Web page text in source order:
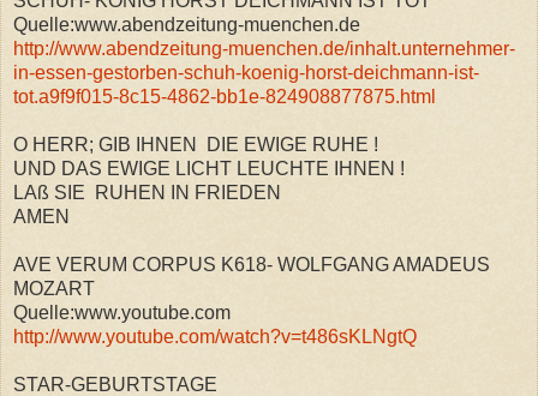
Quelle:www.abendzeitung-muenchen.de
http://www.abendzeitung-muenchen.de/inhalt.unternehmer-
in-essen-gestorben-schuh-koenig-horst-deichmann-ist-
tot.a9f9f015-8c15-4862-bb1e-824908877875.html
O HERR; GIB IHNEN DIE EWIGE RUHE !
UND DAS EWIGE LICHT LEUCHTE IHNEN !
LAß SIE RUHEN IN FRIEDEN
AMEN
AVE VERUM CORPUS K618- WOLFGANG AMADEUS
MOZART
Quelle:www.youtube.com
http://www.youtube.com/watch?v=t486sKLNgtQ
STAR-GEBURTSTAGE